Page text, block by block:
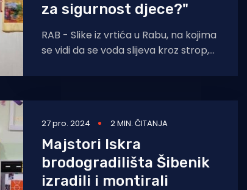
za sigurnost djece?"
RAB - Slike iz vrtića u Rabu, na kojima
se vidi da se voda slijeva kroz strop,
27 pro. 2024 2 MIN. ČITANJA
Majstori Iskra
brodogradilišta Šibenik
izradili i montirali